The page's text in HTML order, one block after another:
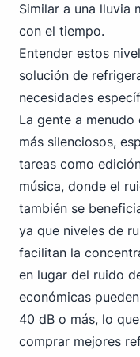
Similar a una lluvia
con el tiempo.
Entender estos
solución de
necesidades
La gente a
más silenciosos,
tareas como
música, donde el
también se
ya que niveles de
facilitan la
en lugar del ruido
económicas
40 dB o más, lo
comprar mejores